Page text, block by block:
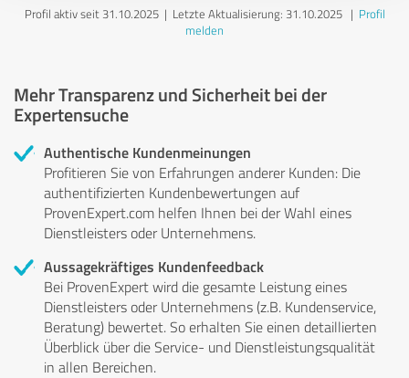
Profil aktiv seit 31.10.2025 | Letzte Aktualisierung: 31.10.2025| Profil
melden
Mehr Transparenz und Sicherheit bei der
Expertensuche
Authentische Kundenmeinungen
Profitieren Sie von Erfahrungen anderer Kunden: Die
authentifizierten Kundenbewertungen auf
ProvenExpert.com helfen Ihnen bei der Wahl eines
Dienstleisters oder Unternehmens.
Aussagekräftiges Kundenfeedback
Bei ProvenExpert wird die gesamte Leistung eines
Dienstleisters oder Unternehmens (z.B. Kundenservice,
Beratung) bewertet. So erhalten Sie einen detaillierten
Überblick über die Service- und Dienstleistungsqualität
in allen Bereichen.